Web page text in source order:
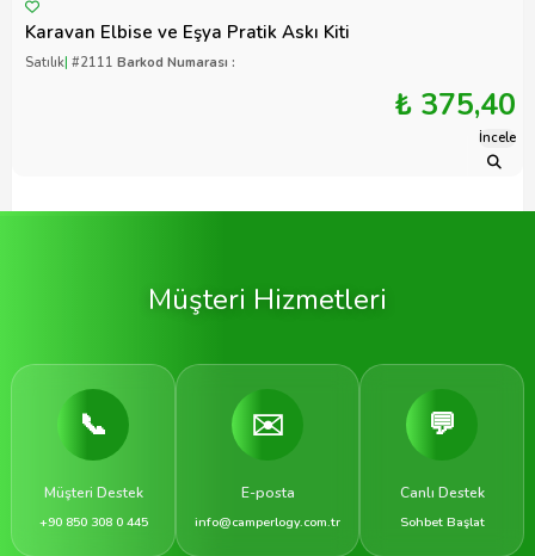
Karavan Elbise ve Eşya Pratik Askı Kiti
Satılık| #2111 Barkod Numarası :
₺ 375,40
İncele
Müşteri Hizmetleri
📞
Müşteri Destek
+90 850 308 0 445
✉️
E-posta
info@camperlogy.com.tr
💬
Canlı Destek
Sohbet Başlat